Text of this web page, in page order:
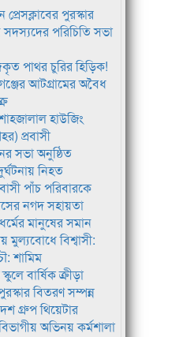
পুরস্কার
পরিচিতি সভা
পাথর চুরির হিড়িক!
আটগ্রামের অবৈধ
হাউজিং
প্রবাসী
সভা অনুষ্ঠিত
নিহত
পাঁচ পরিবারকে
নগদ সহায়তা
মানুষের সমান
মুল্যবোধে বিশ্বাসী:
শামিম
বার্ষিক ক্রীড়া
বিতরণ সম্পন্ন
গ্রুপ থিয়েটার
অভিনয় কর্মশালা